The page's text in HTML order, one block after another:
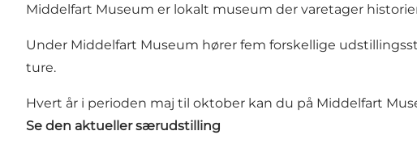
Middelfart Museum er lokalt museum der varetager
Under Middelfart Museum hører fem forskellige
ture.
Hvert år i perioden maj til oktober kan du på Middelfart
Se den aktueller særudstilling